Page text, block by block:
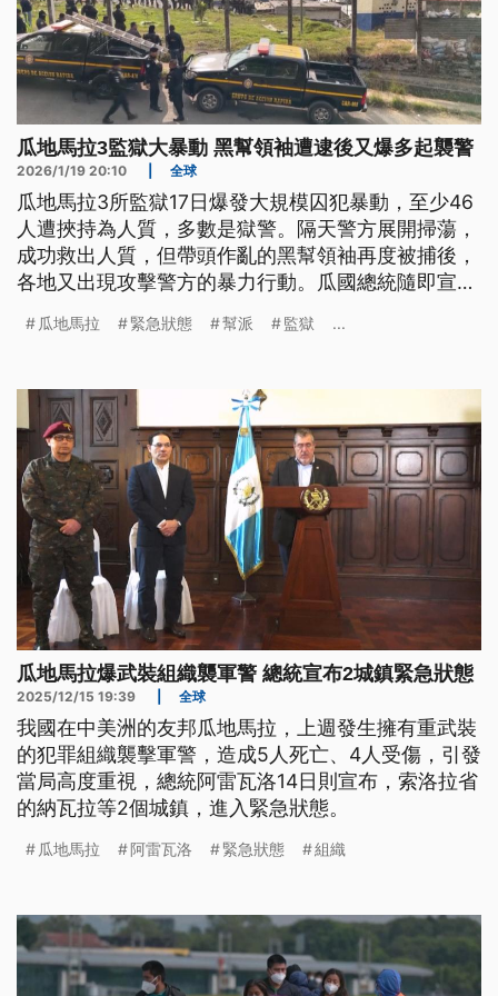
瓜地馬拉3監獄大暴動 黑幫領袖遭逮後又爆多起襲警
2026/1/19 20:10 全球
瓜地馬拉3所監獄17日爆發大規模囚犯暴動，至少46
人遭挾持為人質，多數是獄警。隔天警方展開掃蕩，
成功救出人質，但帶頭作亂的黑幫領袖再度被捕後，
各地又出現攻擊警方的暴力行動。瓜國總統隨即宣布
全。
瓜地馬拉 緊急狀態 幫派 監獄 ...
瓜地馬拉爆武裝組織襲軍警 總統宣布2城鎮緊急狀態
2025/12/15 19:39 全球
我國在中美洲的友邦瓜地馬拉，上週發生擁有重武裝
的犯罪組織襲擊軍警，造成5人死亡、4人受傷，引發
當局高度重視，總統阿雷瓦洛14日則宣布，索洛拉省
的納瓦拉等2個城鎮，進入緊急狀態。
瓜地馬拉 阿雷瓦洛 緊急狀態 組織